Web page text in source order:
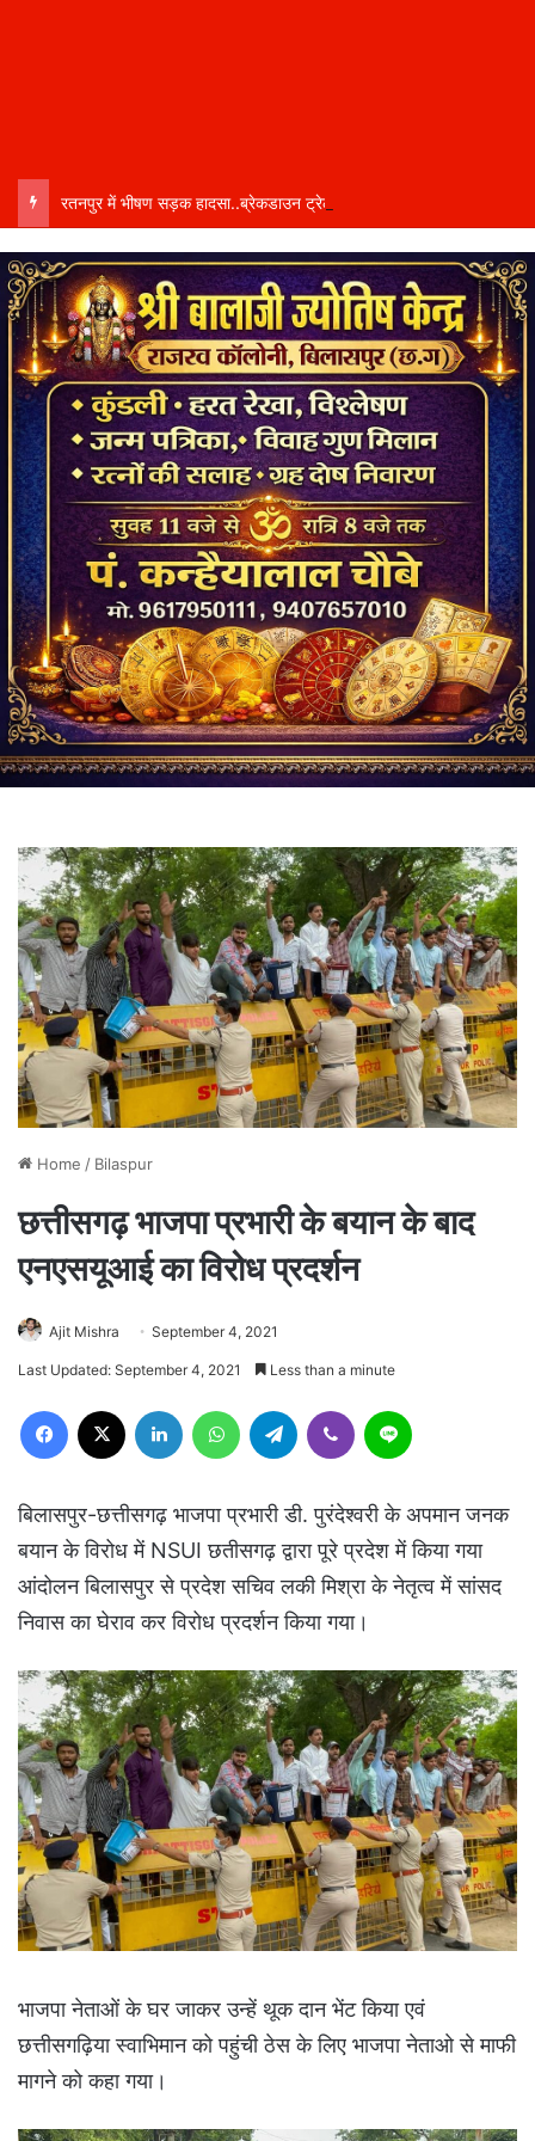
Home / Bilaspur
छत्तीसगढ़ भाजपा प्रभारी के बयान के बाद
एनएसयूआई का विरोध प्रदर्शन
Ajit Mishra September 4, 2021
Last Updated: September 4, 2021 Less than a minute
Facebook LinkedIn WhatsAppTelegram Viber
बिलासपुर-छत्तीसगढ़ भाजपा प्रभारी डी. पुरंदेश्वरी के अपमान जनक
बयान के विरोध में NSUI छतीसगढ़ द्वारा पूरे प्रदेश में किया गया
आंदोलन बिलासपुर से प्रदेश सचिव लकी मिश्रा के नेतृत्व में सांसद
निवास का घेराव कर विरोध प्रदर्शन किया गया।
भाजपा नेताओं के घर जाकर उन्हें थूक दान भेंट किया एवं
छत्तीसगढ़िया स्वाभिमान को पहुंची ठेस के लिए भाजपा नेताओ से माफी
मागने को कहा गया।